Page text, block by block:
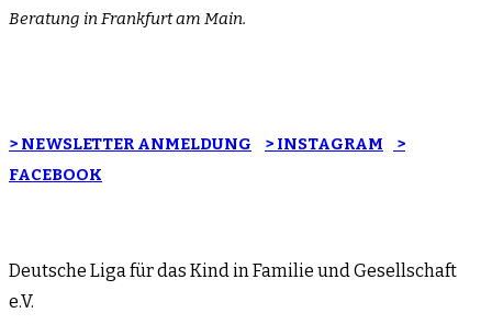
Beratung in Frankfurt am Main.
> NEWSLETTER ANMELDUNG > INSTAGRAM
>
FACEBOOK
Deutsche Liga für das Kind in Familie und Gesellschaft
e.V.